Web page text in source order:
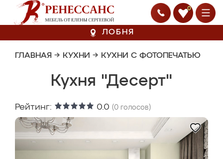
0
ЛОБНЯ
ГЛАВНАЯ → КУХНИ → КУХНИ С ФОТОПЕЧАТЬЮ
Кухня "Десерт"
Рейтинг: 0.0 (0 голосов)